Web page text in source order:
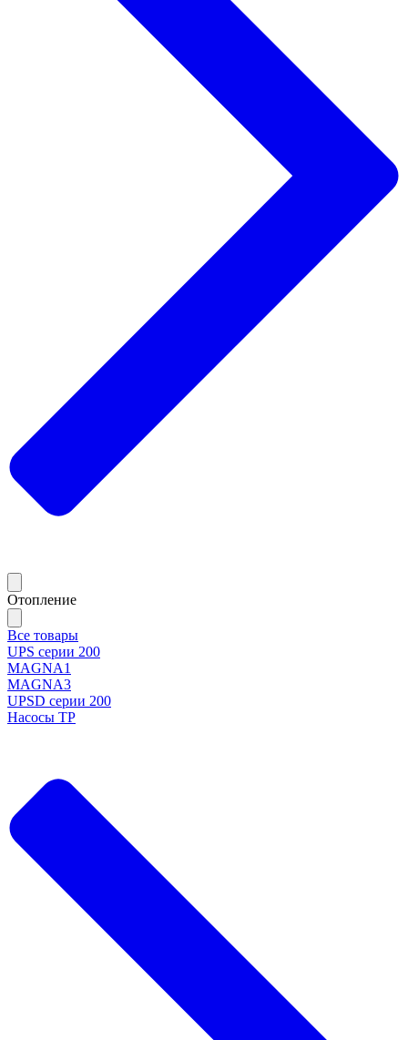
Отопление
Все товары
UPS серии 200
MAGNA1
MAGNA3
UPSD серии 200
Насосы TP